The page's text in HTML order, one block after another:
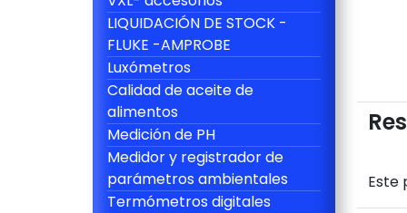
LIQUIDACIÓN DE STOCK -
FLUKE -AMPROBE
Luxómetros
Calidad de aceite de
alimentos
Medición de PH
Medidor y registrador de
parámetros ambientales
Termómetros digitales
Este